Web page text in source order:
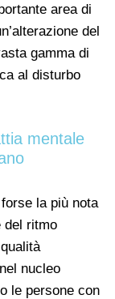
area di
del
gamma di
al disturbo
mentale
la più nota
del ritmo
nucleo
le persone con